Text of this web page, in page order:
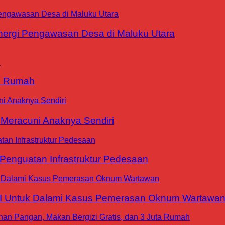
Pengawasan Desa di Maluku Utara
Rumah
Anaknya Sendiri
Infrastruktur Pedesaan
Dalami Kasus Pemerasan Oknum Wartawan